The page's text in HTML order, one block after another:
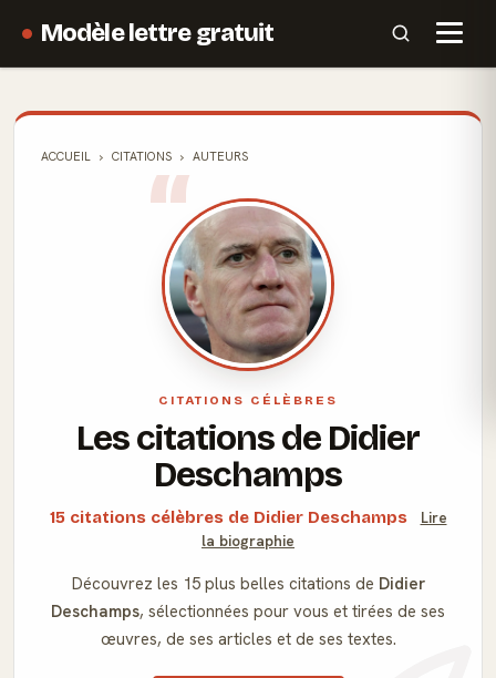
Modèle lettre gratuit
ACCUEIL CITATIONS AUTEURS
CITATIONS CÉLÈBRES
Les citations de Didier
Deschamps
15 citations célèbres de Didier Deschamps
Lire
la biographie
Découvrez les 15 plus belles citations de Didier
Deschamps, sélectionnées pour vous et tirées de ses
œuvres, de ses articles et de ses textes.